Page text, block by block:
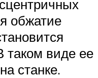
обжатие
таком виде ее
станке.